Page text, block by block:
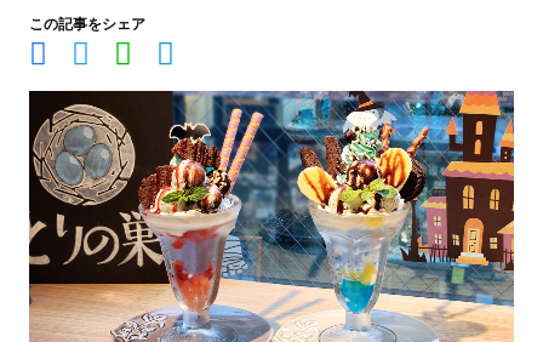
この記事をシェア